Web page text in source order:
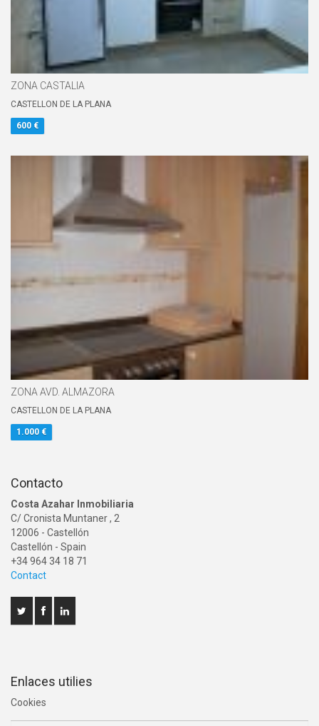
ZONA CASTALIA
CASTELLON DE LA PLANA
600 €
ZONA AVD. ALMAZORA
CASTELLON DE LA PLANA
1.000 €
Contacto
Costa Azahar Inmobiliaria
C/ Cronista Muntaner , 2
12006 - Castellón
Castellón - Spain
+34 964 34 18 71
Contact
Enlaces utilies
Cookies